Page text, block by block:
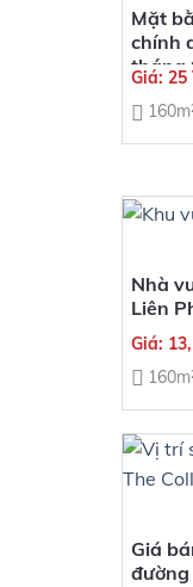
Mặt
chính
tháng
Giá: 25
Nhà
Liên
Giá:
Giá